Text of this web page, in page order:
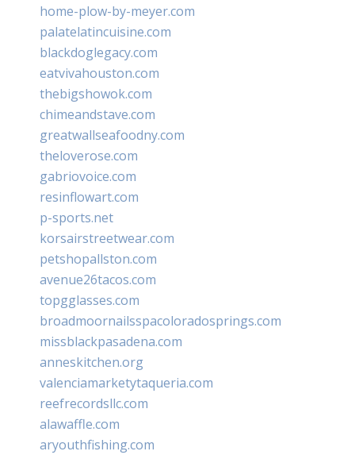
home-plow-by-meyer.com
palatelatincuisine.com
blackdoglegacy.com
eatvivahouston.com
thebigshowok.com
chimeandstave.com
greatwallseafoodny.com
theloverose.com
gabriovoice.com
resinflowart.com
p-sports.net
korsairstreetwear.com
petshopallston.com
avenue26tacos.com
topgglasses.com
broadmoornailsspacoloradosprings.com
missblackpasadena.com
anneskitchen.org
valenciamarketytaqueria.com
reefrecordsllc.com
alawaffle.com
aryouthfishing.com